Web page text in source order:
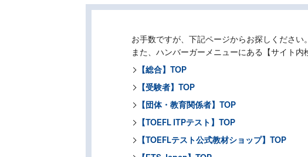
お手数ですが、下記ページからお探しください。
また、ハンバーガーメニューにある【サイト内
【総合】TOP
【受験者】TOP
【団体・教育関係者】TOP
【TOEFL ITPテスト】TOP
【TOEFLテスト公式教材ショップ】TOP